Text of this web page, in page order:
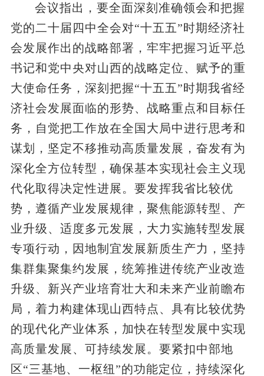
会议指出，要全面深刻准确领会和把握
党的二十届四中全会对“十五五”时期经济社
会发展作出的战略部署，牢牢把握习近平总
书记和党中央对山西的战略定位、赋予的重
大使命任务，深刻把握“十五五”时期我省经
济社会发展面临的形势、战略重点和目标任
务，自觉把工作放在全国大局中进行思考和
谋划，坚定不移推动高质量发展，奋发有为
深化全方位转型，确保基本实现社会主义现
代化取得决定性进展。要发挥我省比较优
势，遵循产业发展规律，聚焦能源转型、产
业升级、适度多元发展，大力实施转型发展
专项行动，因地制宜发展新质生产力，坚持
集群集聚集约发展，统筹推进传统产业改造
升级、新兴产业培育壮大和未来产业前瞻布
局，着力构建体现山西特点、具有比较优势
的现代化产业体系，加快在转型发展中实现
高质量发展、可持续发展。要紧扣中部地
区“三基地、一枢纽”的功能定位，持续深化